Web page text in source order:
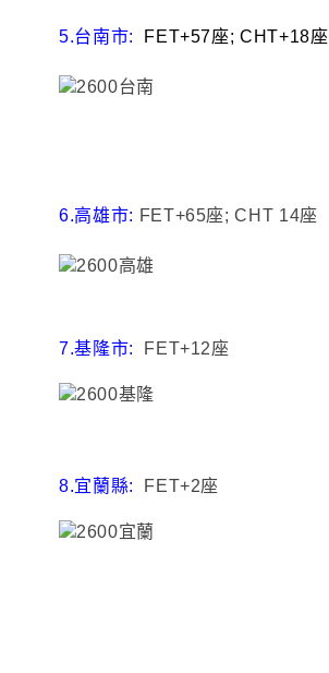
5.台南市: FET+57座; CHT+18座
6.高雄市: FET+65座; CHT 14座
7.基隆市: FET+12座
8.宜蘭縣: FET+2座